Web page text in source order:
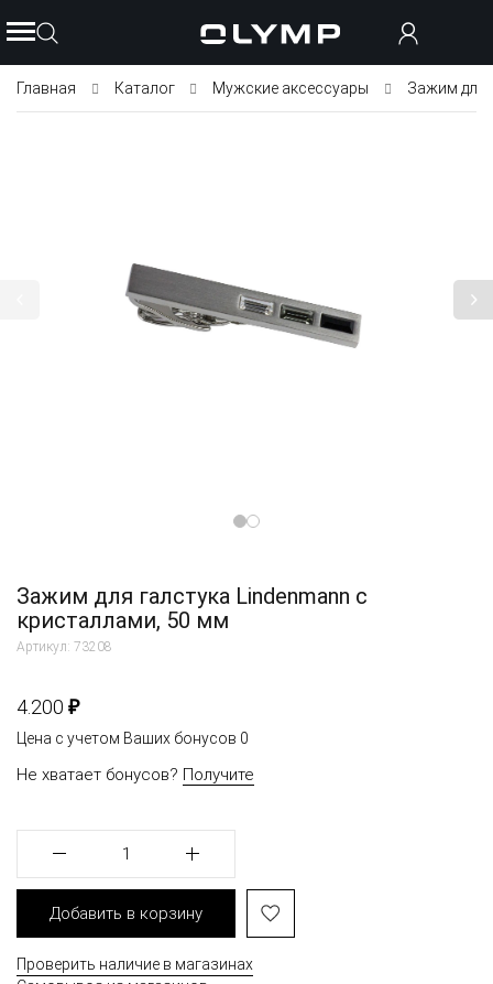
Главная Каталог Мужские аксессуары Зажим для
Зажим для галстука Lindenmann с
кристаллами, 50 мм
Артикул: 73208
4.200 ₽
Цена с учетом Ваших бонусов 0
Не хватает бонусов? Получите
1
Добавить в корзину
Проверить наличие в магазинах